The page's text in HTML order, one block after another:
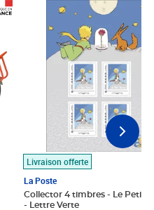
Livraison offerte
La Poste
Collector 4 timbres - Le Petit
- Lettre Verte
Prix 7,50€